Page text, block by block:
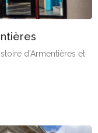
d’Armentières et